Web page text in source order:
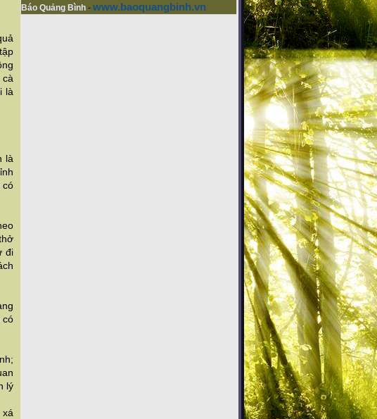
là
là
có
đi
có
lý
Báo Quảng Bình - www.baoquangbinh.vn